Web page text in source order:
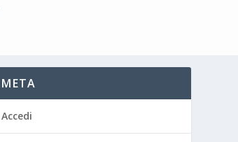
META
Accedi